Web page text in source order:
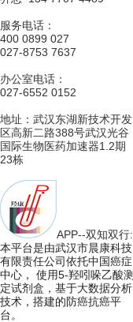
服务电话：
400 0899 027
027-8753 7637
办公室电话：
027-6552 0152
地址：武汉东湖新技术开发
区高新二路388号武汉光谷
国际生物医药加速器1.2期
23栋
APP--双知双行:
本平台是由武汉市晨康科技
有限责任公司依托中国癌症
中心， 使用5-羟吲哚乙酸测
定试剂盒，基于大数据分析
技术，搭建的防癌抗癌平
台。